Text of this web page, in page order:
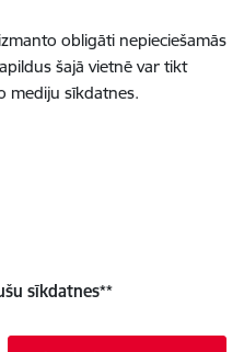
obligāti nepieciešamās
šajā vietnē var tikt
mediju sīkdatnes.
sīkdatnes**